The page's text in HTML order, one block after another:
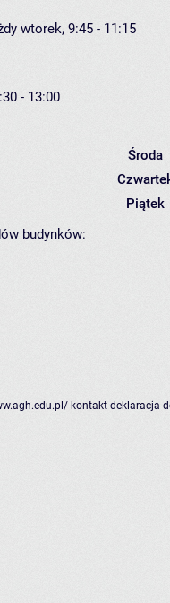
wtorek, 9:45 - 11:15
- 13:00
Środa
Piątek
budynków:
kontakt deklaracja